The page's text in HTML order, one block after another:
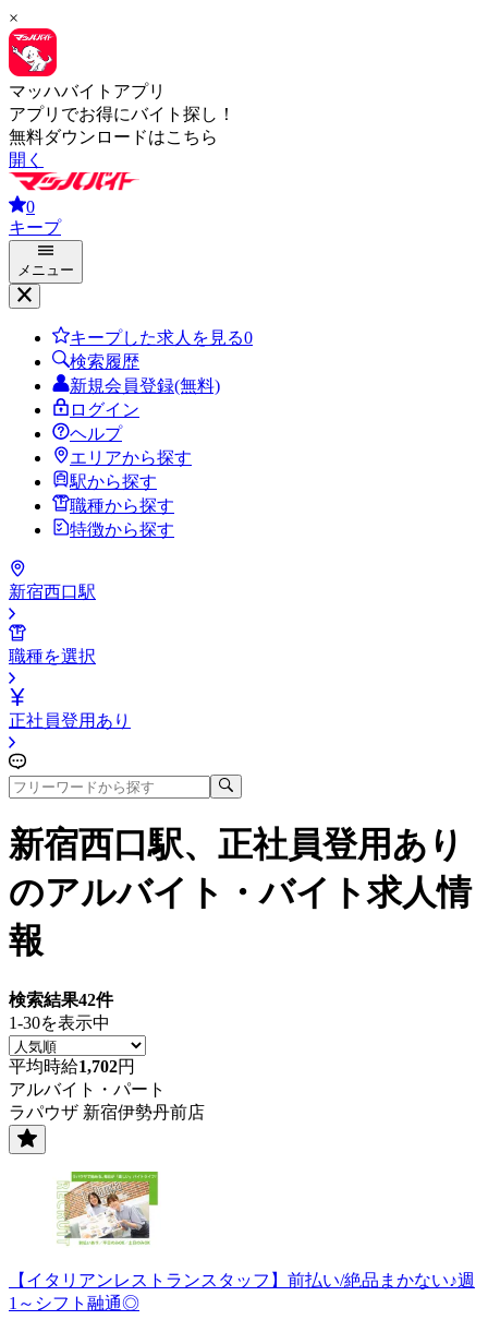
×
マッハバイトアプリ
アプリでお得にバイト探し！
無料ダウンロードはこちら
開く
0
キープ
メニュー
キープした求人を見る0
検索履歴
新規会員登録(無料)
ログイン
ヘルプ
エリアから探す
駅から探す
職種から探す
特徴から探す
新宿西口駅
職種を選択
正社員登用あり
新宿西口駅、正社員登用あり
のアルバイト・バイト求人情
報
検索結果42件
1-30を表示中
平均時給1,702円
アルバイト・パート
ラパウザ 新宿伊勢丹前店
【イタリアンレストランスタッフ】前払い/絶品まかない♪週
1～シフト融通◎